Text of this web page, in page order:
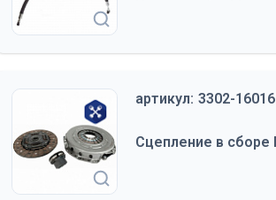
артикул: 3302-
Сцепление в сборе